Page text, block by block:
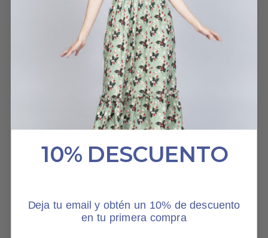
1,75, y tiendo a comprar
siempre talla L. Pues de
este vestido la S me está
perfecta. Y es taaaaaaan
bonito, taaaaaan suave.
Es perfecto!
VESTIDO BOTANIC LOVE
MARÍA
15 NOVIEMBRE, 2022
HABLAN DE NOSOTROS
10% DESCUENTO
Deja tu email y obtén un 10% de descuento
en tu primera compra